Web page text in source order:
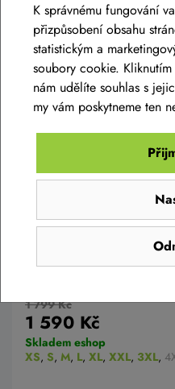
Podobné zboží v této
Dámský dres Silvini
NOVINKA AKCE -12%
1 799 Kč
1 590 Kč
Skladem eshop
XS, S, M, L, XL, XXL, 3XL,
K správnému fungování
přizpůsobení obsahu
statistickým a
soubory cookie.
nám udělíte souhlas s
my vám poskytneme ten